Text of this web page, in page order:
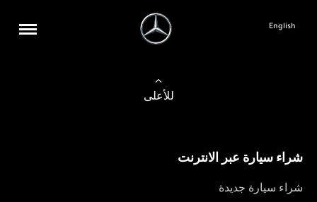
English
للأعلى
شراء سيارة عبر الانترنت
شراء سيارة جديدة